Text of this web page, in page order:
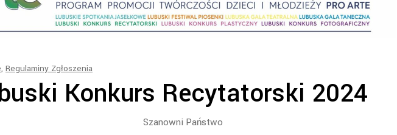
, Regulaminy Zgłoszenia
Konkurs Recytatorski 2024
Szanowni Państwo